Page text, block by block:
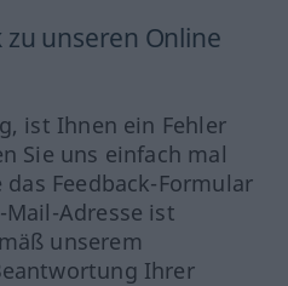
zu unseren Online
ist Ihnen ein Fehler
Sie uns einfach mal
Feedback-Formular
Mail-Adresse ist
unserem
Ihrer